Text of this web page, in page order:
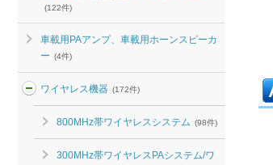
(122件)
車載用PAアンプ、車載用ホーンスピーカ
ー (4件)
ワイヤレス機器 (172件)
800MHz帯ワイヤレスシステム (98件)
300MHz帯ワイヤレスPAシステム/ワ